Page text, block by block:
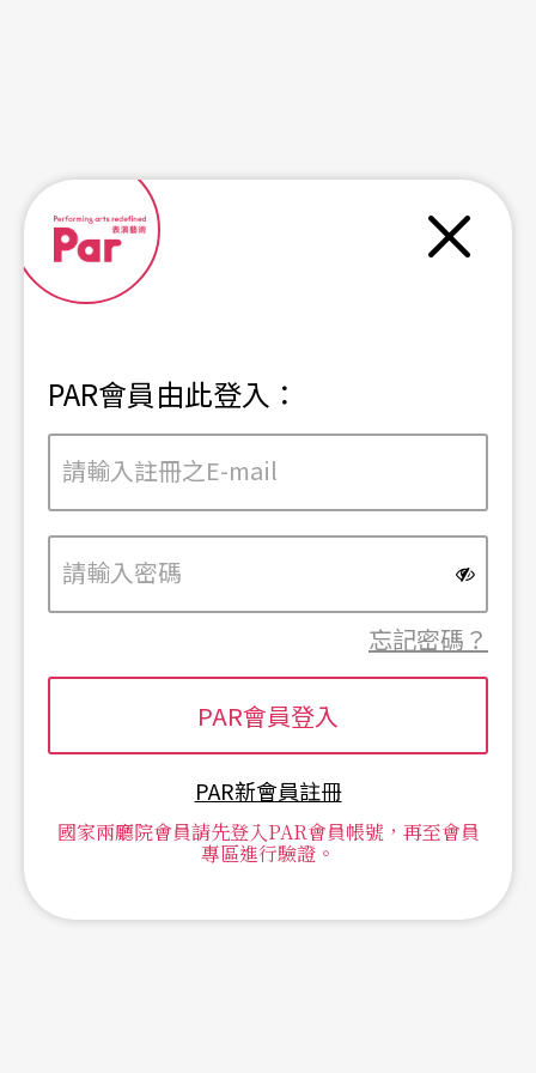
PAR會員由此登入：
忘記密碼？
PAR新會員註冊
國家兩廳院會員請先登入PAR會員帳號，再至會員
專區進行驗證。